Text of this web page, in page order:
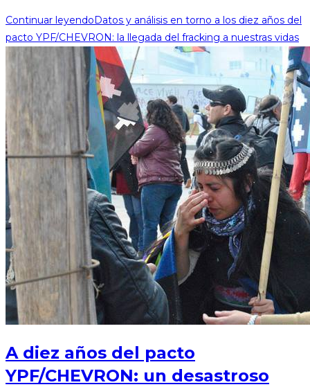
Continuar leyendoDatos y análisis en torno a los diez años del
pacto YPF/CHEVRON: la llegada del fracking a nuestras vidas
A diez años del pacto
YPF/CHEVRON: un desastroso